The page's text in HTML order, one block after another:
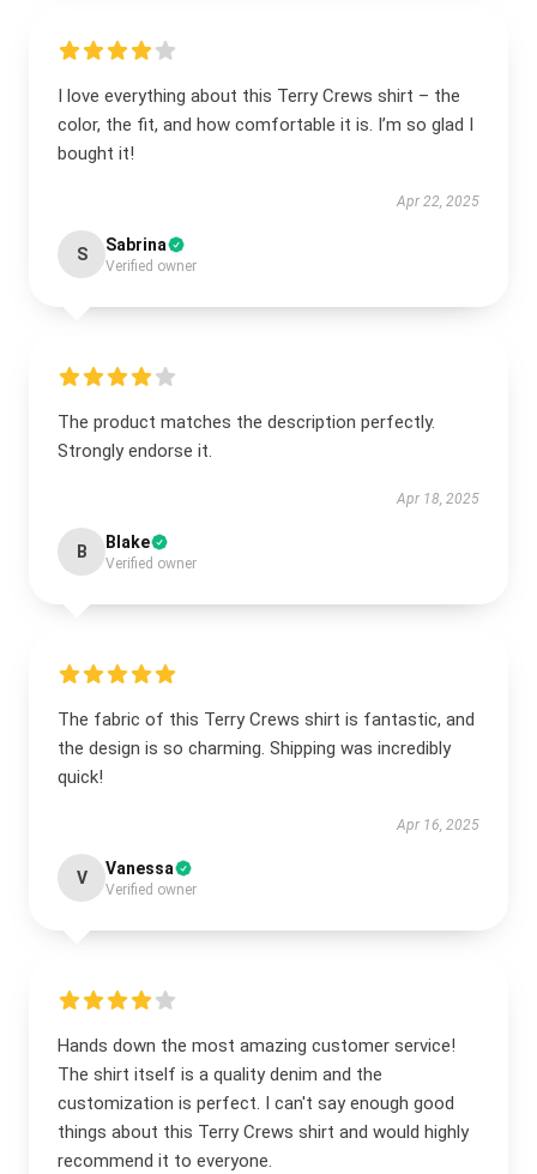
I love everything about this Terry Crews shirt – the
color, the fit, and how comfortable it is. I’m so glad I
bought it!
Apr 22, 2025
S Sabrina
Verified owner
The product matches the description perfectly.
Strongly endorse it.
Apr 18, 2025
B Blake
Verified owner
The fabric of this Terry Crews shirt is fantastic, and
the design is so charming. Shipping was incredibly
quick!
Apr 16, 2025
V Vanessa
Verified owner
Hands down the most amazing customer service!
The shirt itself is a quality denim and the
customization is perfect. I can't say enough good
things about this Terry Crews shirt and would highly
recommend it to everyone.